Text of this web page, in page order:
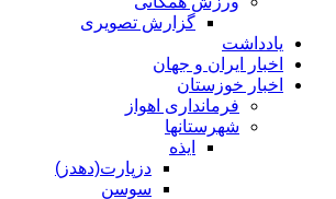
گزارش تصویری
یادداشت
اخبار ایران و جهان
اخبار خوزستان
فرمانداری اهواز
شهرستانها
ایذه
دزپارت(دهدز)
سوسن